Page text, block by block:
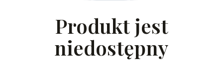
Produkt jest
niedostępny